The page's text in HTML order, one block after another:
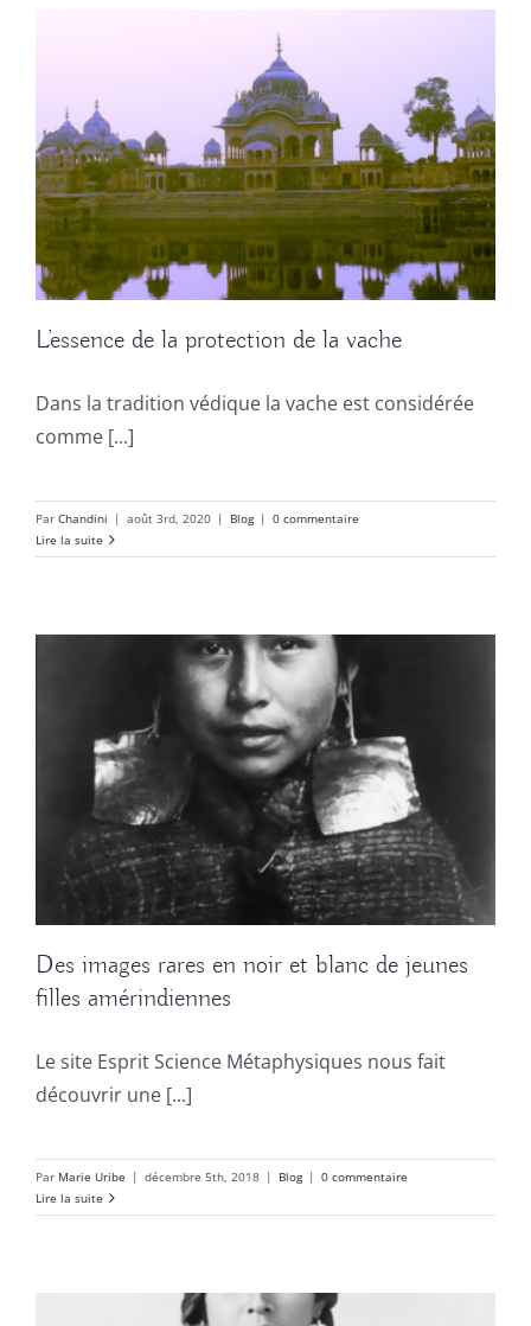
L’essence de la protection de la vache
Dans la tradition védique la vache est considérée
comme [...]
Par Chandini | août 3rd, 2020 | Blog | 0 commentaire
Lire la suite
Des images rares en noir et blanc de jeunes
filles amérindiennes
Le site Esprit Science Métaphysiques nous fait
découvrir une [...]
Par Marie Uribe | décembre 5th, 2018 | Blog | 0 commentaire
Lire la suite